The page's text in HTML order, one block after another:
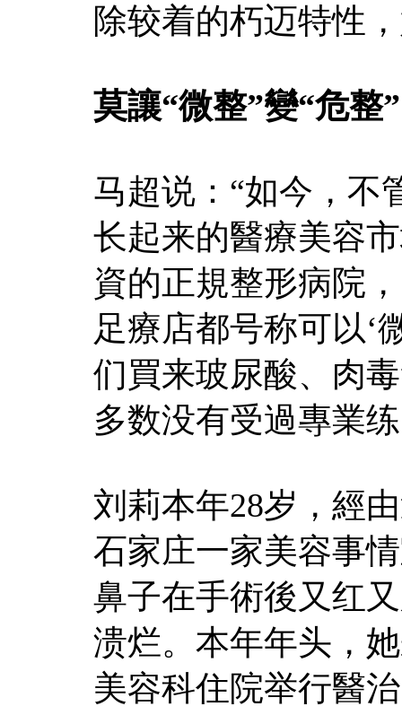
除较着的朽迈特性
莫讓“微整”變“危整”
马超说：“如今，不
长起来的醫療美容
資的正規整形病院
足療店都号称可以‘
们買来玻尿酸、肉
多数没有受過專業
刘莉本年28岁，經
石家庄一家美容事
鼻子在手術後又红
溃烂。本年年头，
美容科住院举行醫